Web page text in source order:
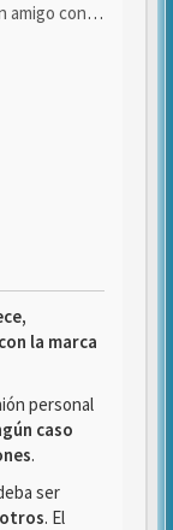
con ZX.
la marca
personal
caso
.
ser
. El